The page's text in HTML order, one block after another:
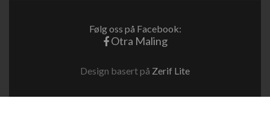
Følg oss på Facebook:
Otra Maling
Design basert på Zerif Lite